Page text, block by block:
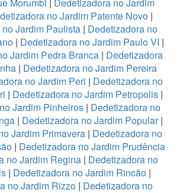
no Jardim Patente Novo |
Jardim Paulista | Dedetizadora no
| Dedetizadora no Jardim Paulo VI |
Jardim Pedra Branca | Dedetizadora
| Dedetizadora no Jardim Pereira
no Jardim Peri | Dedetizadora no
| Dedetizadora no Jardim Petropolis |
Jardim Pinheiros | Dedetizadora no
| Dedetizadora no Jardim Popular|
Jardim Primavera| Dedetizadora no
| Dedetizadora no Jardim Prudência
no Jardim Regina | Dedetizadora no
| Dedetizadora no Jardim Rincão|
no Jardim Rizzo| Dedetizadora no